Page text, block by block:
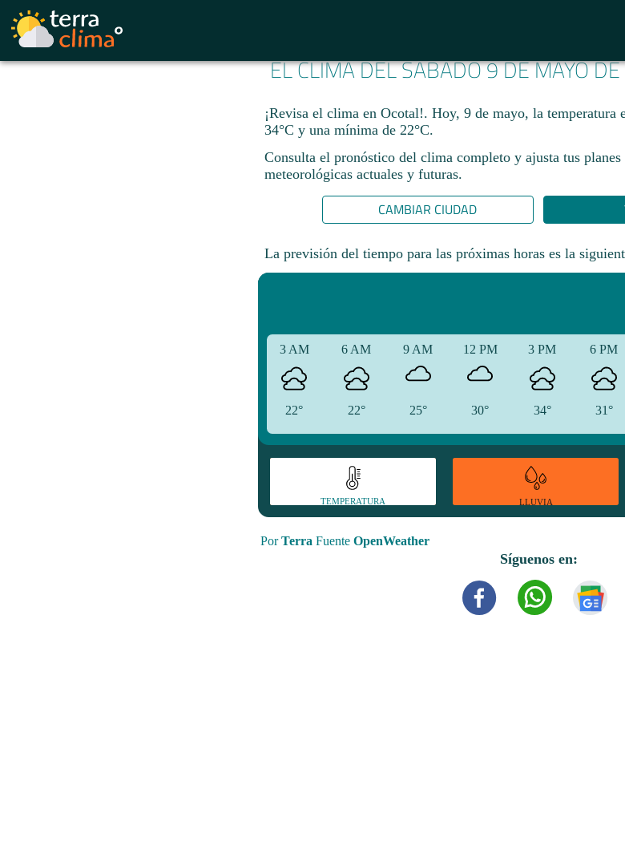
EL CLIMA DEL SÁBADO 9 DE MAYO
¡Revisa el clima en Ocotal!. Hoy, 9 de mayo, la temperatura
34°C y una mínima de 22°C.​
Consulta el pronóstico del clima completo y ajusta tus planes
meteorológicas actuales y futuras.
CAMBIAR CIUDAD
La previsión del tiempo para las próximas horas es la
3 AM
22°
6 AM
22°
9 AM
25°
12 PM
30°
3 PM
34°
6 PM
31°
TEMPERATURA LLUVIA
PorTerra Fuente OpenWeather
Síguenos en: